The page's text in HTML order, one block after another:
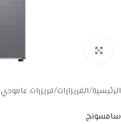
الرئيسية/الفريزارات/فريزرات عامودي
سامسونج